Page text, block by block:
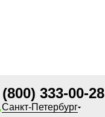
333-00-28
Санкт-Петербург